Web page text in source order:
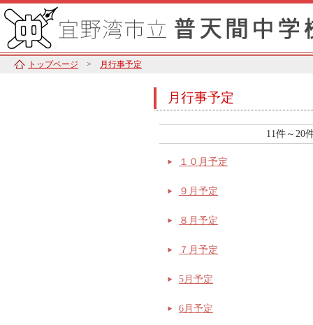
トップページ > 月行事予定
月行事予定
11件～
１０月予定
９月予定
８月予定
７月予定
5月予定
6月予定